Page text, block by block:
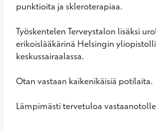
punktioita ja skleroterapiaa.
Työskentelen Terveystalon lisäksi
erikoislääkärinä Helsingin
keskussairaalassa.
Otan vastaan kaikenikäisiä potilaita.
Lämpimästi tervetuloa